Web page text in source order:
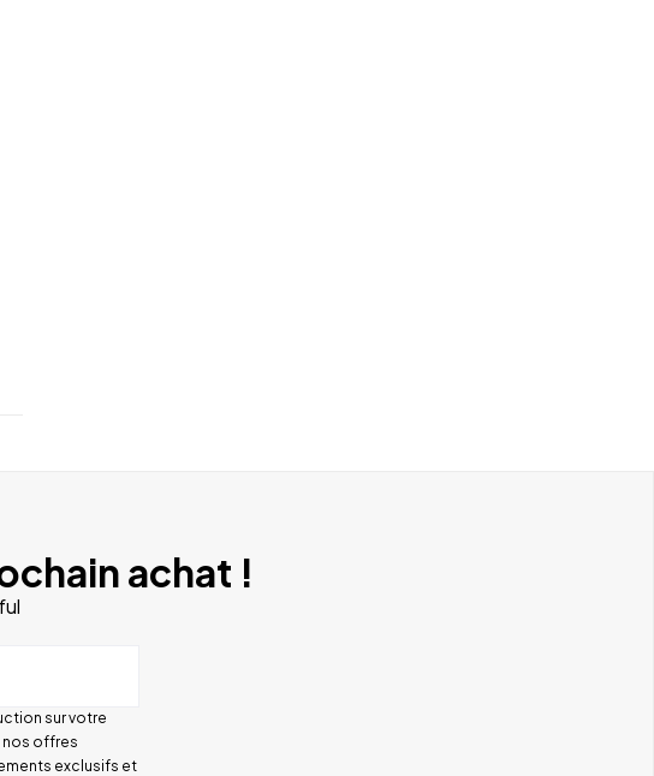
achat !
sur votre
nos offres
exclusifs et